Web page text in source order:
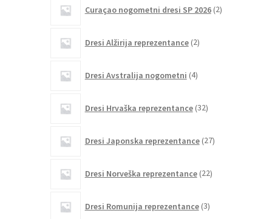
Curaçao nogometni dresi SP 2026 2izdelka
Dresi Alžirija reprezentance 2izdelka
Dresi Avstralija nogometni 4izdelki
Dresi Hrvaška reprezentance 32izdelkov
Dresi Japonska reprezentance 27izdelkov
Dresi Norveška reprezentance 22izdelkov
Dresi Romunija reprezentance 3izdelki